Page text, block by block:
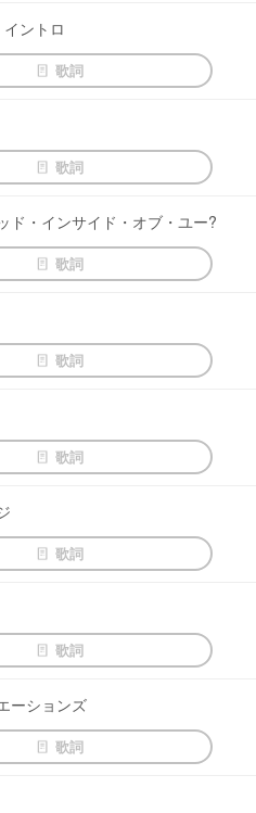
ントロ
歌詞
歌詞
ド・インサイド・オブ・ユー?
歌詞
歌詞
歌詞
歌詞
歌詞
ーションズ
歌詞